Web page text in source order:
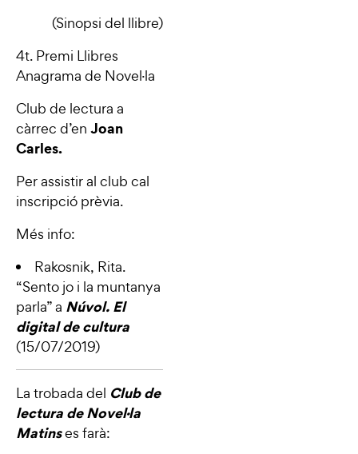
(Sinopsi del llibre)
4t. Premi Llibres
Anagrama de Novel·la
Club de lectura a
càrrec d’en Joan
Carles.
Per assistir al club cal
inscripció prèvia.
Més info:
Rakosnik, Rita.
“Sento jo i la muntanya
parla” a Núvol. El
digital de cultura
(15/07/2019)
La trobada del Club de
lectura de Novel·la
Matinses farà: